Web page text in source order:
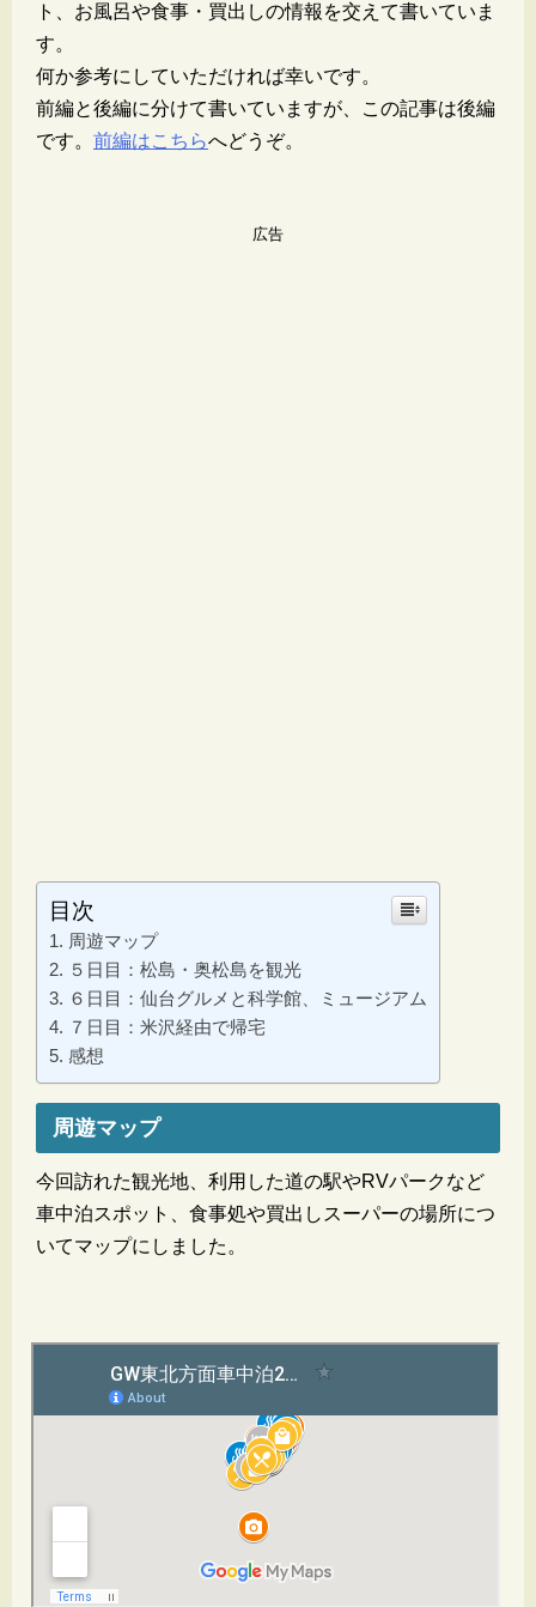
ト、お風呂や食事・買出しの情報を交えて書いていま
す。
何か参考にしていただければ幸いです。
前編と後編に分けて書いていますが、この記事は後編
です。 前編はこちらへどうぞ。
広告
目次
周遊マップ
５日目：松島・奥松島を観光
６日目：仙台グルメと科学館、ミュージアム
７日目：米沢経由で帰宅
感想
周遊マップ
今回訪れた観光地、利用した道の駅やRVパークなど
車中泊スポット、食事処や買出しスーパーの場所につ
いてマップにしました。